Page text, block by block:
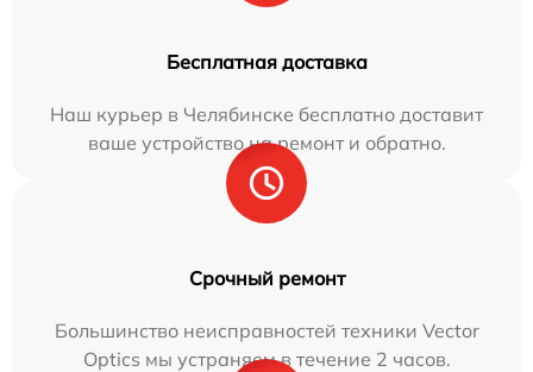
Бесплатная доставка
Наш курьер в Челябинске бесплатно доставит
ваше устройство на ремонт и обратно.
Срочный ремонт
Большинство неисправностей техники Vector
Optics мы устраняем в течение 2 часов.